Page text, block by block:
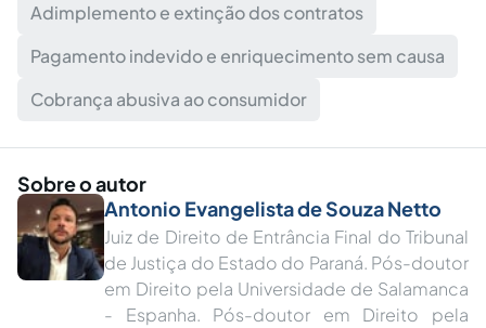
Adimplemento e extinção dos contratos
Pagamento indevido e enriquecimento sem causa
Cobrança abusiva ao consumidor
Sobre o autor
Antonio Evangelista de Souza Netto
Juiz de Direito de Entrância Final do Tribunal
de Justiça do Estado do Paraná. Pós-doutor
em Direito pela Universidade de Salamanca
- Espanha. Pós-doutor em Direito pela